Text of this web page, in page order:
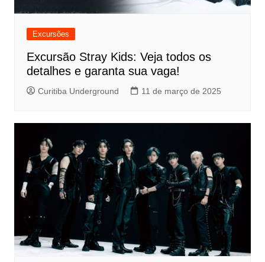
Excursões
Excursão Stray Kids: Veja todos os
detalhes e garanta sua vaga!
Curitiba Underground 11 de março de 2025